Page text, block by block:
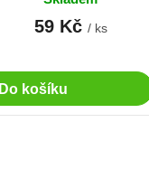
59 Kč / ks
Do košíku